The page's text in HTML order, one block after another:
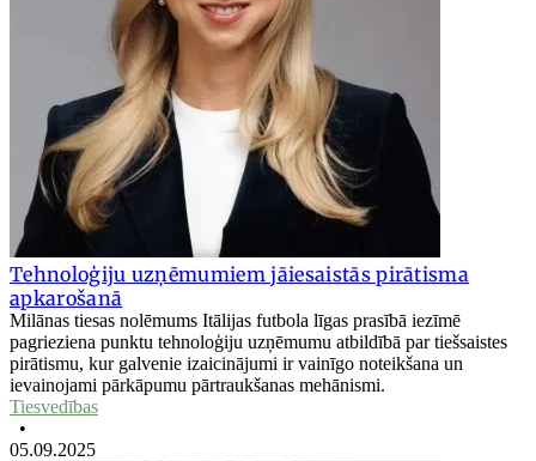
Tehnoloģiju uzņēmumiem jāiesaistās pirātisma
apkarošanā
Milānas tiesas nolēmums Itālijas futbola līgas prasībā iezīmē
pagrieziena punktu tehnoloģiju uzņēmumu atbildībā par tiešsaistes
pirātismu, kur galvenie izaicinājumi ir vainīgo noteikšana un
ievainojami pārkāpumu pārtraukšanas mehānismi.
Tiesvedības
•
05.09.2025